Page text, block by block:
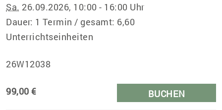
Sa. 26.09.2026, 10:00 - 16:00 Uhr
Dauer: 1 Termin / gesamt: 6,60
Unterrichtseinheiten
26W12038
99,00 € BUCHEN